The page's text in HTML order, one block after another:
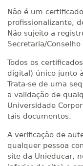
Não é um
profissionalizante,
Não sujeito a
Secretaria/
Todos os
digital) único junto
Trata-se de uma
a validação de
Universidade
tais documentos.
A verificação de
qualquer pessoa
site da Unieducar,